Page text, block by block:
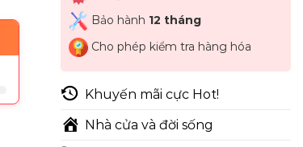
Bảo hành 12 tháng
Cho phép kiểm tra hàng hóa
Khuyến mãi cực Hot!
Nhà cửa và đời sống